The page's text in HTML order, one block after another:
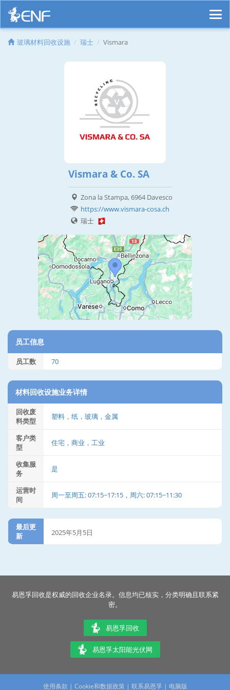
玻璃材料回收设施 瑞士 Vismara
Vismara & Co. SA
Zona la Stampa, 6964 Davesco
https://www.vismara-cosa.ch
瑞士
员工信息
员工数 70
材料回收设施业务详情
回收废
料类型
塑料，纸，玻璃，金属
客户类
型
住宅，商业，工业
收集服
务
是
运营时
间
周一至周五: 07:15~17:15，周六: 07:15~11:30
最后更
新
2025年5月5日
易恩孚回收是权威的回收企业名录。信息均已核实，分类明确且联系紧
密。
易恩孚回收
易恩孚太阳能光伏网
使用条款 | Cookie和数据政策| 联系易恩孚 | 电脑版